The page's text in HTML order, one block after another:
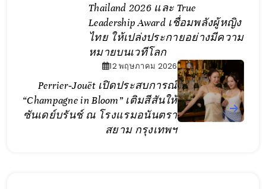
Thailand 2026 และ True
Leadership Award เชื่อมพลังผู้หญิง
ไทย ให้เปล่งประกายอย่างมีความ
หมายบนเวทีโลก
12 พฤษภาคม 2026
Perrier‑Jouët เปิดประสบการณ์
“Champagne in Bloom” เติมสีสันให้
ซันเดย์บรันช์ ณ โรงแรมอนันตรา
สยาม กรุงเทพฯ